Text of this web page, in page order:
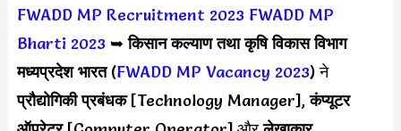
FWADD MP Recruitment 2023 FWADD MP
Bharti 2023➥किसान कल्याण तथा कृषि विकास विभाग
मध्यप्रदेश भारत (FWADD MP Vacancy 2023) ने
प्रौद्योगिकी प्रबंधक[Technology Manager],कंप्यूटर